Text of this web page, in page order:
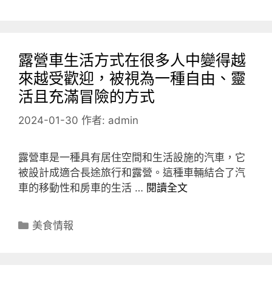
露營車生活方式在很多人中變得越
來越受歡迎，被視為一種自由、靈
活且充滿冒險的方式
2024-01-30 作者: admin
露營車是一種具有居住空間和生活設施的汽車，它
被設計成適合長途旅行和露營。這種車輛結合了汽
車的移動性和房車的生活 … 閱讀全文
分
美食情報